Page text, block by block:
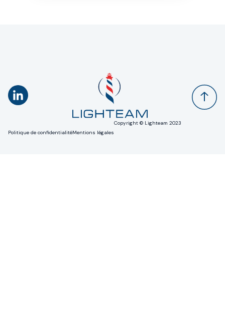
Politique de confidentialitéMentions légales
Copyright © Lighteam 2023